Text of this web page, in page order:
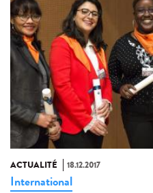
ACTUALITÉ 18.12.2017
International